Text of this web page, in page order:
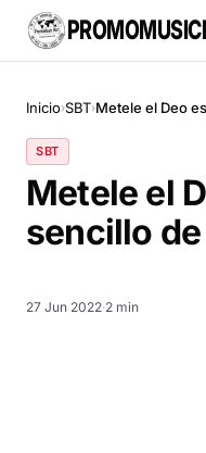
Inicio›SBT›Metele el Deo
SBT
Metele el
sencillo
27 Jun 2022·2 min